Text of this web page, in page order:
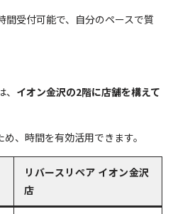
間受付可能で、自分のペースで質
イオン金沢の2階に店舗を構えて
、時間を有効活用できます。
リバースリペア イオン金沢
店